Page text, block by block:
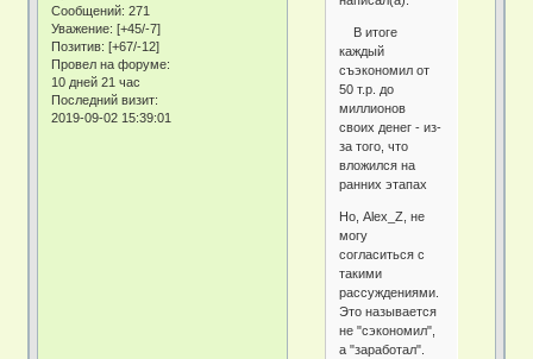
Сообщений: 271
Уважение: [+45/-7]
Позитив: [+67/-12]
Провел на форуме:
10 дней 21 час
Последний визит:
2019-09-02 15:39:01
В итоге
каждый
съэкономил от
50 т.р. до
миллионов
своих денег - из-
за того, что
вложился на
ранних этапах
Но, Alex_Z, не
могу
согласиться с
такими
рассуждениями.
Это называется
не "сэкономил",
а "заработал".